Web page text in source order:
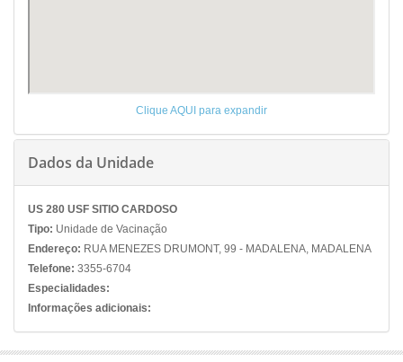
Clique AQUI para expandir
Dados da Unidade
US 280 USF SITIO CARDOSO
Tipo: Unidade de Vacinação
Endereço: RUA MENEZES DRUMONT, 99 - MADALENA, MADALENA
Telefone: 3355-6704
Especialidades:
Informações adicionais: